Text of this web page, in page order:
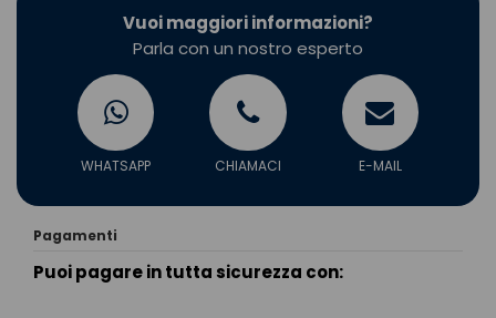
Vuoi maggiori informazioni?
Parla con un nostro esperto
WHATSAPP CHIAMACI E-MAIL
Pagamenti
Puoi pagare in tutta sicurezza con: